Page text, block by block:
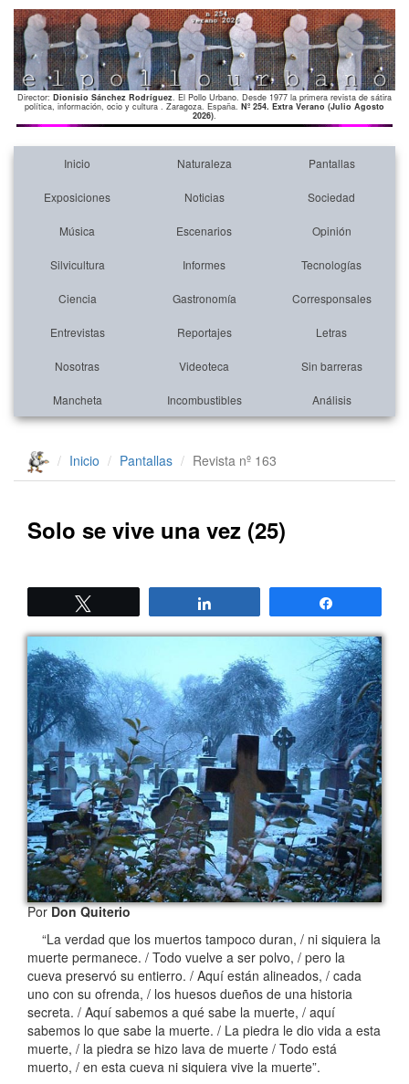
Director: Dionisio Sánchez Rodríguez. El Pollo Urbano. Desde 1977 la primera revista de sátira
política, información, ocio y cultura . Zaragoza. España. Nº 254. Extra Verano (Julio Agosto
2026).
Inicio Naturaleza Pantallas
Exposiciones Noticias Sociedad
Música Escenarios Opinión
Silvicultura Informes Tecnologías
Ciencia Gastronomía Corresponsales
Entrevistas Reportajes Letras
Nosotras Videoteca Sin barreras
Mancheta Incombustibles Análisis
Inicio Pantallas Revista nº 163
Solo se vive una vez (25)
PorDon Quiterio
“La verdad que los muertos tampoco duran, / ni siquiera la
muerte permanece. / Todo vuelve a ser polvo, / pero la
cueva preservó su entierro. / Aquí están alineados, / cada
uno con su ofrenda, / los huesos dueños de una historia
secreta. / Aquí sabemos a qué sabe la muerte, / aquí
sabemos lo que sabe la muerte. / La piedra le dio vida a esta
muerte, / la piedra se hizo lava de muerte / Todo está
muerto, / en esta cueva ni siquiera vive la muerte”.